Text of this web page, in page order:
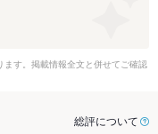
す。掲載情報全文と併せてご確認
総評について